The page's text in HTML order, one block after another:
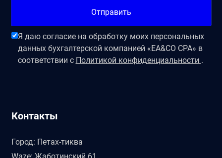
Отправить
Я даю согласие на обработку моих персональных
данных бухгалтерской компанией «EA&CO CPA» в
соответствии с Политикой конфиденциальности .
Контакты
Город: Петах-тиква
Waze: Жаботинский 61